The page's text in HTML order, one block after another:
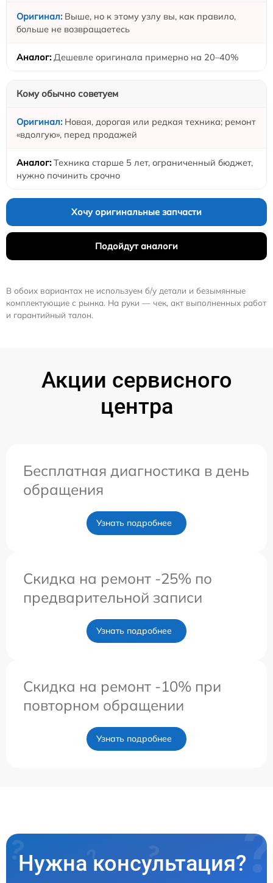
Выше, но к этому узлу вы, как правило,
больше не возвращаетесь
Дешевле оригинала примерно на 20–40%
Кому обычно советуем
Новая, дорогая или редкая техника; ремонт
«вдолгую», перед продажей
Техника старше 5 лет, ограниченный бюджет,
нужно починить срочно
Хочу оригинальные запчасти
Подойдут аналоги
В обоих вариантах не используем б/у детали и безымянные
комплектующие с рынка. На руки — чек, акт выполненных работ
и гарантийный талон.
Акции сервисного
центра
Бесплатная диагностика в день
обращения
Узнать подробнее
Скидка на ремонт -25% по
предварительной записи
Узнать подробнее
Скидка на ремонт -10% при
повторном обращении
Узнать подробнее
Нужна консультация?